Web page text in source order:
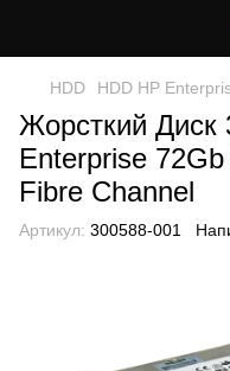
HDD HDD HP
Жорсткий Диск
Enterprise
Fibre Channel
Артикул: 300588-001